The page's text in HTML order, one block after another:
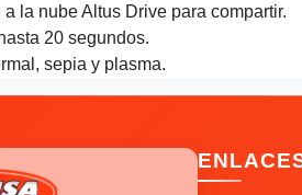
la nube Altus Drive para compartir.
20 segundos.
sepia y plasma.